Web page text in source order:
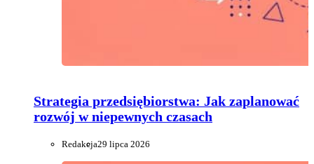
Strategia przedsiębiorstwa: Jak zaplanować
rozwój w niepewnych czasach
Redakcja29 lipca 2026